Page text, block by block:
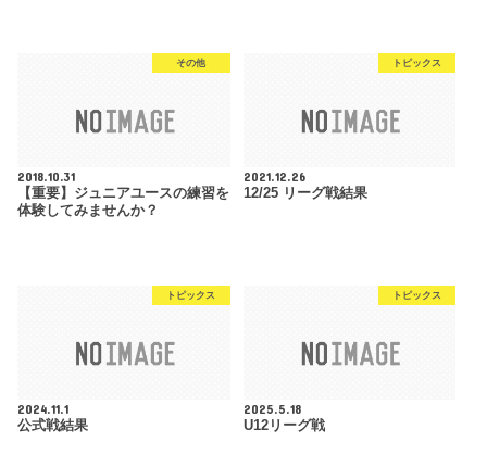
その他
2018.10.31
【重要】ジュニアユースの練習を
体験してみませんか？
トピックス
2021.12.26
12/25 リーグ戦結果
トピックス
2024.11.1
公式戦結果
トピックス
2025.5.18
U12リーグ戦